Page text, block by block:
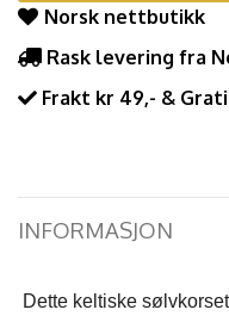
Norsk nettbutikk
Rask levering fra
Frakt kr 49,- &
INFORMASJON
Dette keltiske